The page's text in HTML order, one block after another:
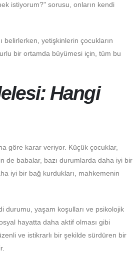
istiyorum?" sorusu, onların kendi
belirlerken, yetişkinlerin çocukların
bir ortamda büyümesi için, tüm bu
Hangi
göre karar veriyor. Küçük çocuklar,
de babalar, bazı durumlarda daha iyi bir
iyi bir bağ kurdukları, mahkemenin
durumu, yaşam koşulları ve psikolojik
hayatta daha aktif olması gibi
ve istikrarlı bir şekilde sürdüren bir